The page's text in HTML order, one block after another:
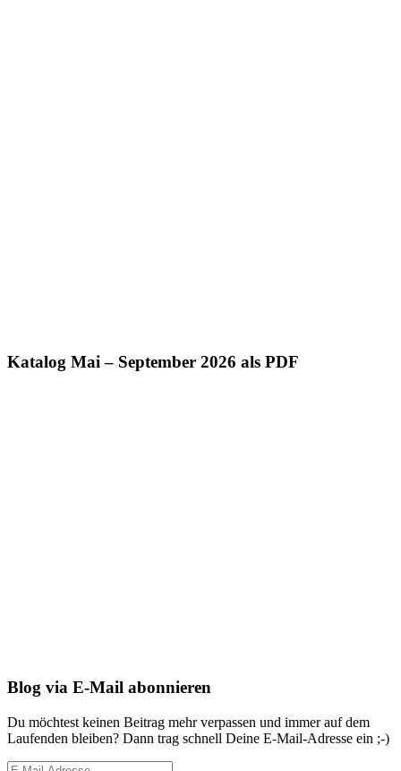
Katalog Mai – September 2026 als PDF
Blog via E-Mail abonnieren
Du möchtest keinen Beitrag mehr verpassen und immer auf dem
Laufenden bleiben? Dann trag schnell Deine E-Mail-Adresse ein ;-)
E-